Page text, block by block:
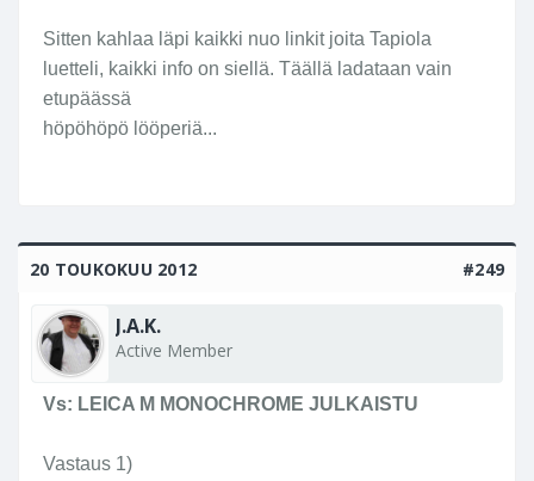
Sitten kahlaa läpi kaikki nuo linkit joita Tapiola
luetteli, kaikki info on siellä. Täällä ladataan vain
etupäässä
höpöhöpö lööperiä...
20 TOUKOKUU 2012 #249
J.A.K.
Active Member
Vs: LEICA M MONOCHROME JULKAISTU
Vastaus 1)